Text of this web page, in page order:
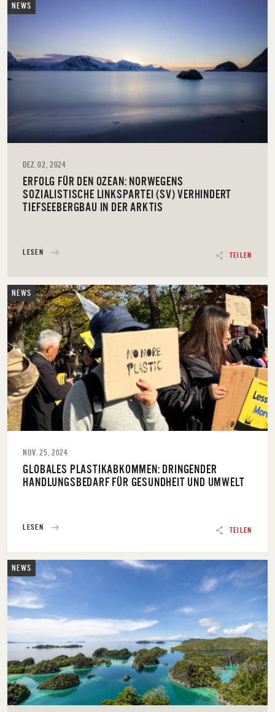
TEILEN
NEWS
DEZ. 02, 2024
ERFOLG FÜR DEN OZEAN: NORWEGENS
SOZIALISTISCHE LINKSPARTEI (SV) VERHINDERT
TIEFSEEBERGBAU IN DER ARKTIS
LESEN
TEILEN
NEWS
NOV. 25, 2024
GLOBALES PLASTIKABKOMMEN: DRINGENDER
HANDLUNGSBEDARF FÜR GESUNDHEIT UND UMWELT
LESEN
NEWS